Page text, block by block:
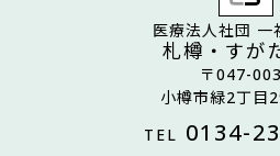
医療法人社団 一
札樽・すが
〒047-
小樽市緑2丁目
TEL 0134-